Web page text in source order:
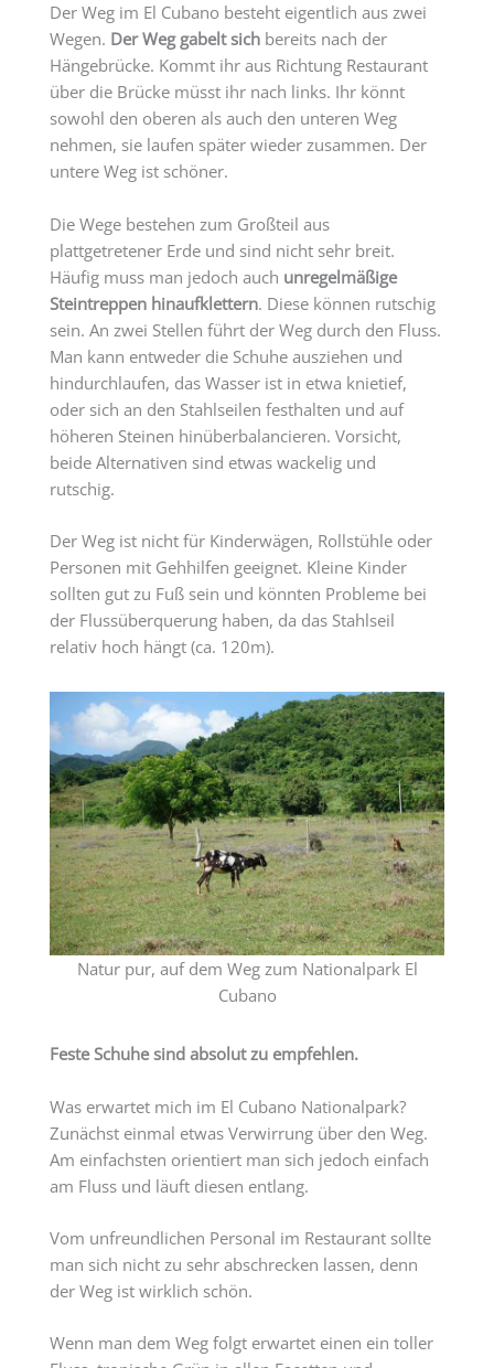
Der Weg im El Cubano besteht eigentlich aus zwei
Wegen. Der Weg gabelt sich bereits nach der
Hängebrücke. Kommt ihr aus Richtung Restaurant
über die Brücke müsst ihr nach links. Ihr könnt
sowohl den oberen als auch den unteren Weg
nehmen, sie laufen später wieder zusammen. Der
untere Weg ist schöner.
Die Wege bestehen zum Großteil aus
plattgetretener Erde und sind nicht sehr breit.
Häufig muss man jedoch auch unregelmäßige
Steintreppen hinaufklettern. Diese können rutschig
sein. An zwei Stellen führt der Weg durch den Fluss.
Man kann entweder die Schuhe ausziehen und
hindurchlaufen, das Wasser ist in etwa knietief,
oder sich an den Stahlseilen festhalten und auf
höheren Steinen hinüberbalancieren. Vorsicht,
beide Alternativen sind etwas wackelig und
rutschig.
Der Weg ist nicht für Kinderwägen, Rollstühle oder
Personen mit Gehhilfen geeignet. Kleine Kinder
sollten gut zu Fuß sein und könnten Probleme bei
der Flussüberquerung haben, da das Stahlseil
relativ hoch hängt (ca. 120m).
Natur pur, auf dem Weg zum Nationalpark El
Cubano
Feste Schuhe sind absolut zu empfehlen.
Was erwartet mich im El Cubano Nationalpark?
Zunächst einmal etwas Verwirrung über den Weg.
Am einfachsten orientiert man sich jedoch einfach
am Fluss und läuft diesen entlang.
Vom unfreundlichen Personal im Restaurant sollte
man sich nicht zu sehr abschrecken lassen, denn
der Weg ist wirklich schön.
Wenn man dem Weg folgt erwartet einen ein toller